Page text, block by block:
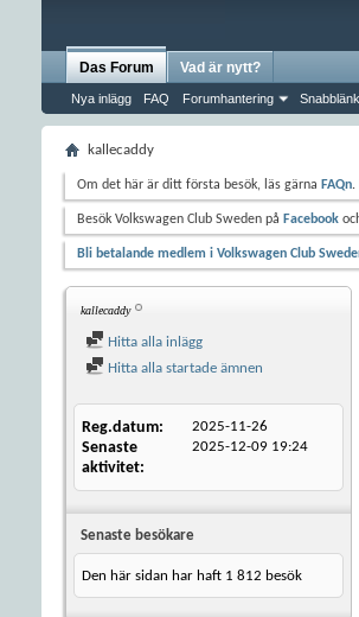
Das Forum
Nya inlägg FAQ Forumhantering
Vad är nytt?
kallecaddy
Om det här är ditt första besök, läs gärna FAQn.
Besök Volkswagen Club Sweden på Facebook
Bli betalande medlem i Volkswagen Club
kallecaddy
Hitta alla inlägg
Hitta alla startade ämnen
Reg.datum 2025-11-26
Senaste
aktivitet
2025-12-09 19:24
Senaste besökare
Den här sidan har haft 1 812 besök